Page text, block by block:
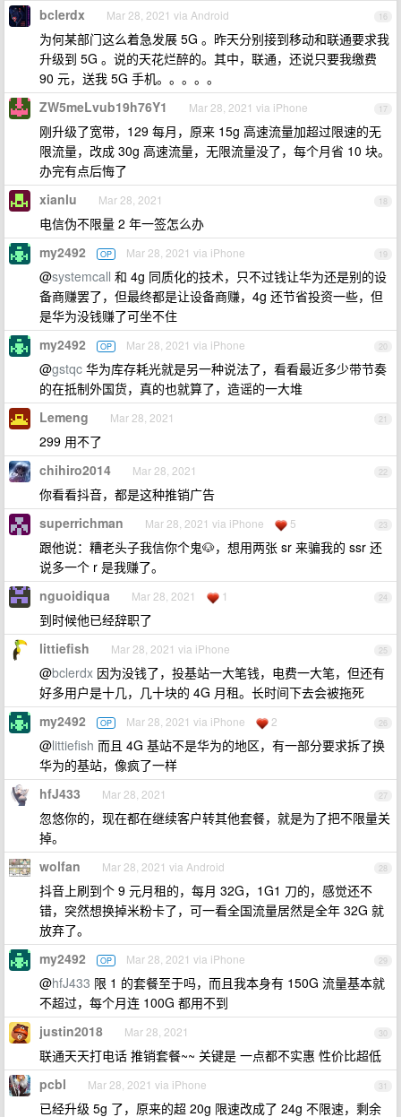
16
bclerdx Mar 28, 2021 via Android
为何某部门这么着急发展 5G 。昨天分别接到移动和联通要求我
升级到 5G 。说的天花烂醉的。其中，联通，还说只要我缴费
90 元，送我 5G 手机。。。。。
17
ZW5meLvub19h76Y1 Mar 28, 2021 via iPhone
刚升级了宽带，129 每月，原来 15g 高速流量加超过限速的无
限流量，改成 30g 高速流量，无限流量没了，每个月省 10 块。
办完有点后悔了
18
xianlu Mar 28, 2021
电信伪不限量 2 年一签怎么办
19
my2492 OP Mar 28, 2021 via iPhone
@systemcall 和 4g 同质化的技术，只不过钱让华为还是别的设
备商赚罢了，但最终都是让设备商赚，4g 还节省投资一些，但
是华为没钱赚了可坐不住
20
my2492 OP Mar 28, 2021 via iPhone
@gstqc 华为库存耗光就是另一种说法了，看看最近多少带节奏
的在抵制外国货，真的也就算了，造谣的一大堆
21
Lemeng Mar 28, 2021
299 用不了
22
chihiro2014 Mar 28, 2021
你看看抖音，都是这种推销广告
23
superrichman Mar 28, 2021 via iPhone 5
跟他说：糟老头子我信你个鬼🐶，想用两张 sr 来骗我的 ssr 还
说多一个 r 是我赚了。
24
nguoidiqua Mar 28, 2021 1
到时候他已经辞职了
25
littiefish Mar 28, 2021 via iPhone
@bclerdx 因为没钱了，投基站一大笔钱，电费一大笔，但还有
好多用户是十几，几十块的 4G 月租。长时间下去会被拖死
26
my2492 OP Mar 28, 2021 via iPhone 2
@littiefish 而且 4G 基站不是华为的地区，有一部分要求拆了换
华为的基站，像疯了一样
27
hfJ433 Mar 28, 2021
忽悠你的，现在都在继续客户转其他套餐，就是为了把不限量关
掉。
28
wolfan Mar 28, 2021 via Android
抖音上刷到个 9 元月租的，每月 32G，1G1 刀的，感觉还不
错，突然想换掉米粉卡了，可一看全国流量居然是全年 32G 就
放弃了。
29
my2492 OP Mar 28, 2021 via iPhone
@hfJ433 限 1 的套餐至于吗，而且我本身有 150G 流量基本就
不超过，每个月连 100G 都用不到
30
justin2018 Mar 28, 2021
联通天天打电话 推销套餐~~ 关键是 一点都不实惠 性价比超低
31
pcbl Mar 28, 2021 via iPhone
已经升级 5g 了，原来的超 20g 限速改成了 24g 不限速，剩余